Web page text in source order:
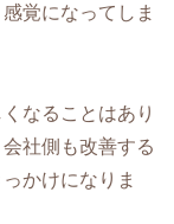
覚になってしま
なることはあり
社側も改善する
かけになりま